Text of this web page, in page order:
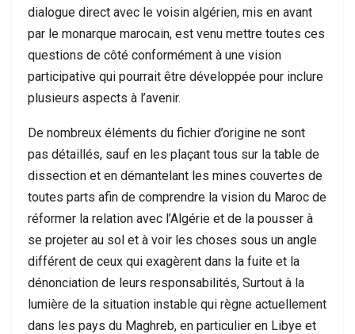
dialogue direct avec le voisin algérien, mis en avant
par le monarque marocain, est venu mettre toutes ces
questions de côté conformément à une vision
participative qui pourrait être développée pour inclure
plusieurs aspects à l’avenir.
De nombreux éléments du fichier d’origine ne sont
pas détaillés, sauf en les plaçant tous sur la table de
dissection et en démantelant les mines couvertes de
toutes parts afin de comprendre la vision du Maroc de
réformer la relation avec l’Algérie et de la pousser à
se projeter au sol et à voir les choses sous un angle
différent de ceux qui exagèrent dans la fuite et la
dénonciation de leurs responsabilités, Surtout à la
lumière de la situation instable qui règne actuellement
dans les pays du Maghreb, en particulier en Libye et